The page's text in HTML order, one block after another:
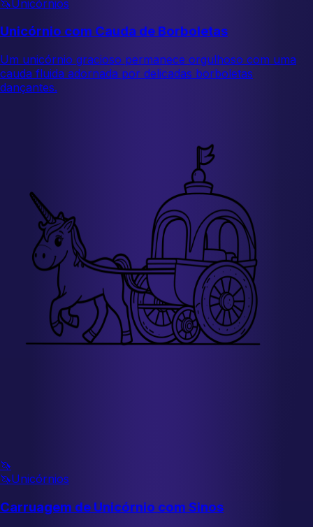
🦄Unicórnios
Unicórnio com Cauda de Borboletas
Um unicórnio gracioso permanece orgulhoso com uma
cauda fluida adornada por delicadas borboletas
dançantes.
🦄
🦄Unicórnios
Carruagem de Unicórnio com Sinos